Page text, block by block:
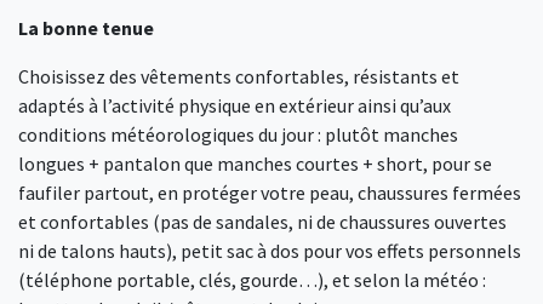
La bonne tenue
Choisissez des vêtements confortables, résistants et
adaptés à l’activité physique en extérieur ainsi qu’aux
conditions météorologiques du jour : plutôt manches
longues + pantalon que manches courtes + short, pour se
faufiler partout, en protéger votre peau, chaussures fermées
et confortables (pas de sandales, ni de chaussures ouvertes
ni de talons hauts), petit sac à dos pour vos effets personnels
(téléphone portable, clés, gourde…), et selon la météo :